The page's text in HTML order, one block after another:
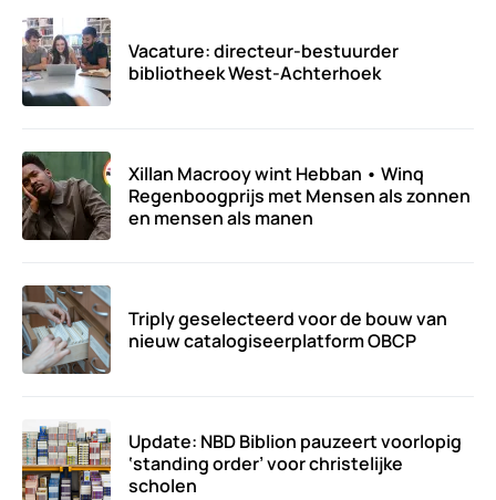
Vacature: directeur-bestuurder
bibliotheek West-Achterhoek
Xillan Macrooy wint Hebban • Winq
Regenboogprijs met Mensen als zonnen
en mensen als manen
Triply geselecteerd voor de bouw van
nieuw catalogiseerplatform OBCP
Update: NBD Biblion pauzeert voorlopig
‘standing order’ voor christelijke
scholen